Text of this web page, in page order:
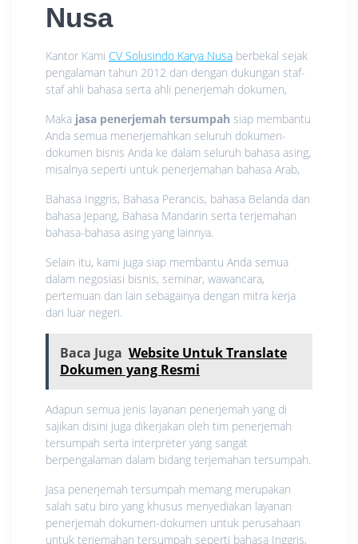
Nusa
Kantor Kami CV Solusindo Karya Nusa berbekal sejak
pengalaman tahun 2012 dan dengan dukungan staf-
staf ahli bahasa serta ahli penerjemah dokumen,
Maka jasa penerjemah tersumpah siap membantu
Anda semua menerjemahkan seluruh dokumen-
dokumen bisnis Anda ke dalam seluruh bahasa asing,
misalnya seperti untuk penerjemahan bahasa Arab,
Bahasa Inggris, Bahasa Perancis, bahasa Belanda dan
bahasa Jepang, Bahasa Mandarin serta terjemahan
bahasa-bahasa asing yang lainnya.
Selain itu, kami juga siap membantu Anda semua
dalam negosiasi bisnis, seminar, wawancara,
pertemuan dan lain sebagainya dengan mitra kerja
dari luar negeri.
Baca Juga Website Untuk Translate
Dokumen yang Resmi
Adapun semua jenis layanan penerjemah yang di
sajikan disini juga dikerjakan oleh tim penerjemah
tersumpah serta interpreter yang sangat
berpengalaman dalam bidang terjemahan tersumpah.
Jasa penerjemah tersumpah memang merupakan
salah satu biro yang khusus menyediakan layanan
penerjemah dokumen-dokumen untuk perusahaan
untuk terjemahan tersumpah seperti bahasa Inggris,